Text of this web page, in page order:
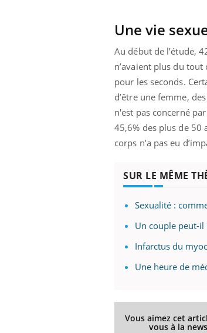
Une vie
Au début de l’étude,
n’avaient plus du
pour les seconds.
d’être une femme,
n'est pas concerné
45,6% des plus de 50
corps n’a pas eu
SUR LE MÊME
Sexualité :
Un couple peut-il
Infarctus du
Une heure de
Vous aimez cet
vous à la
COUP DE FOOD sur le
Coup de food sur le diabète, c'est
nouveau rendez-vous culinaire
bouscule les idées reçues ! Dans